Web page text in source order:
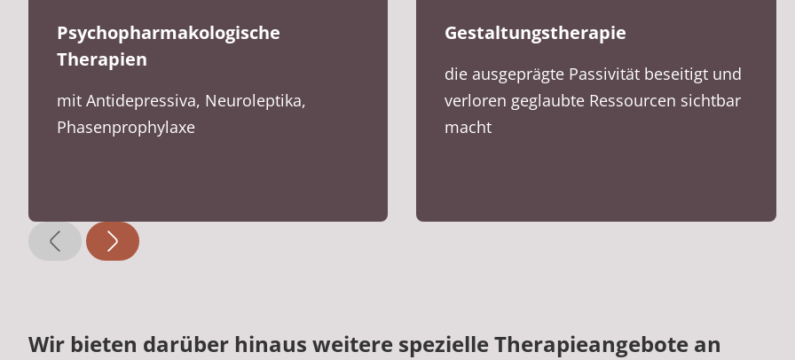
Psychopharmakologische
Therapien
mit Antidepressiva, Neuroleptika,
Phasenprophylaxe
Gestaltungstherapie
die ausgeprägte Passivität beseitigt und
verloren geglaubte Ressourcen sichtbar
macht
Wir bieten darüber hinaus weitere spezielle Therapieangebote an